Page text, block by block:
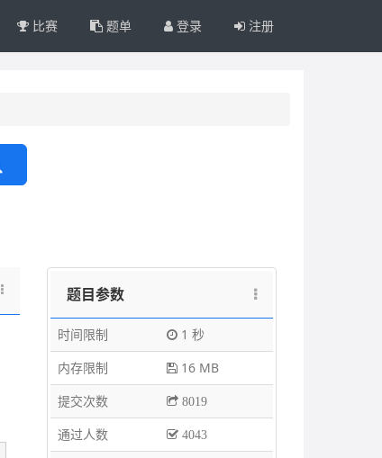
比赛 题单 登录 注册
题目参数
时间限制
1 秒
内存限制
16 MB
提交次数
8019
通过人数 4043